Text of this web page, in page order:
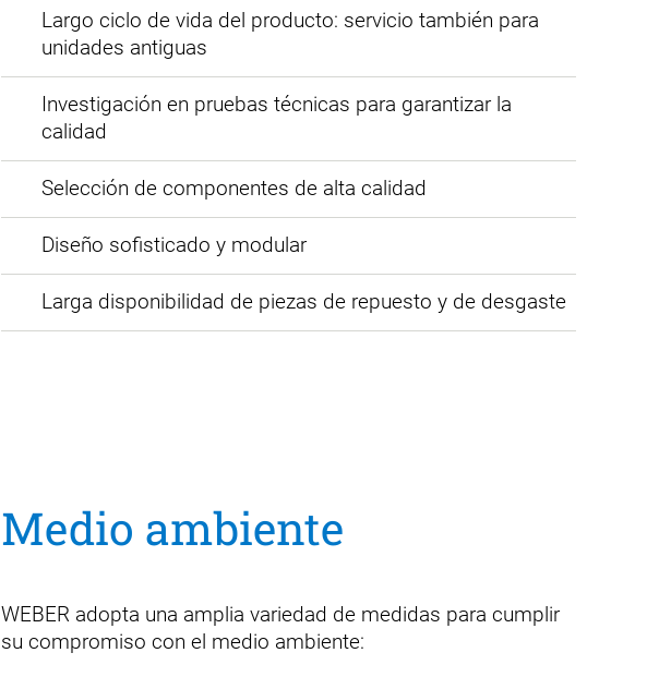
Largo ciclo de vida del producto: servicio también para
unidades antiguas
Investigación en pruebas técnicas para garantizar la
calidad
Selección de componentes de alta calidad
Diseño sofisticado y modular
Larga disponibilidad de piezas de repuesto y de desgaste
Medio ambiente
WEBER adopta una amplia variedad de medidas para cumplir
su compromiso con el medio ambiente: